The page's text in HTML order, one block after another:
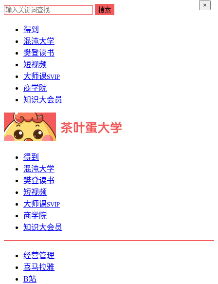
×
得到
混沌大学
樊登读书
短视频
大师课SVIP
商学院
知识大会员
得到
混沌大学
樊登读书
短视频
大师课SVIP
商学院
知识大会员
经营管理
喜马拉雅
B站